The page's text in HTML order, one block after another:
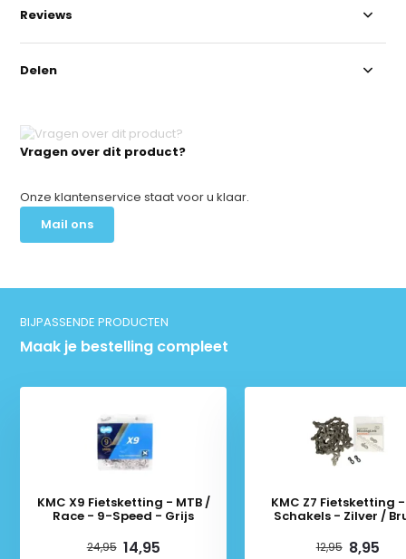
Vragen over dit product?
Onze klantenservice staat voor u klaar.
Mail ons
Reviews
Delen
BIJPASSENDE PRODUCTEN
Maak je bestelling compleet
KMC X9 Fietsketting - MTB /
Race - 9-Speed - Grijs
24,95 14,95
KMC Z7 Fietsketting - 116
Schakels - Zilver /
12,95 8,95